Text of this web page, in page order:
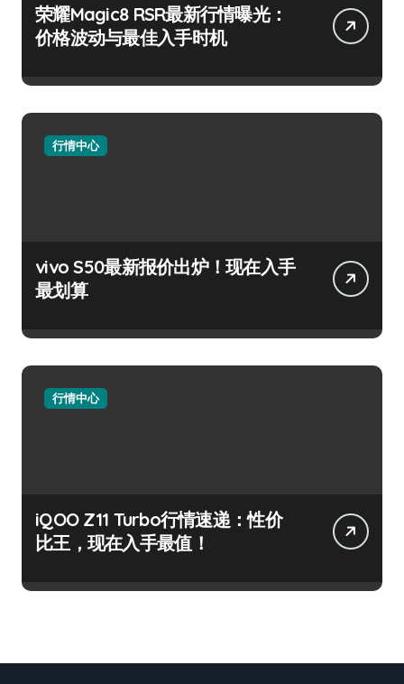
荣耀Magic8 RSR最新行情曝光：
价格波动与最佳入手时机
行情中心
vivo S50最新报价出炉！现在入手
最划算
行情中心
iQOO Z11 Turbo行情速递：性价
比王，现在入手最值！